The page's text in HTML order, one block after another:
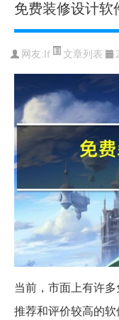
免费装修设计软
网友: lf 文章列表
当前，市面上有许
推荐和评价较高的软